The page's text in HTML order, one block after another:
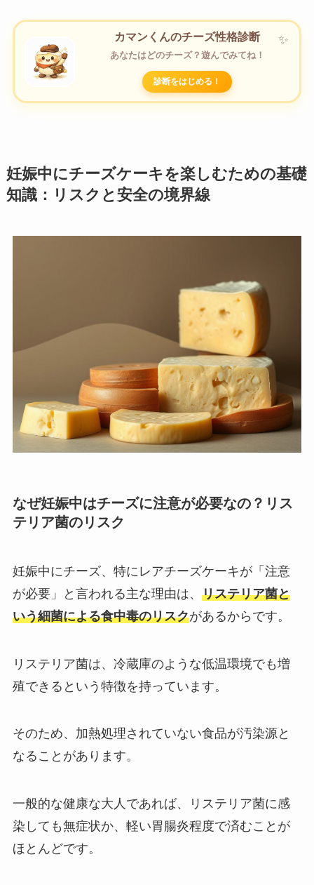
カマンくんのチーズ性格診断
あなたはどのチーズ？遊んでみてね！
診断をはじめる！
妊娠中にチーズケーキを楽しむための基礎
知識：リスクと安全の境界線
なぜ妊娠中はチーズに注意が必要なの？リス
テリア菌のリスク
妊娠中にチーズ、特にレアチーズケーキが「注意
が必要」と言われる主な理由は、 リステリア菌と
いう細菌による食中毒のリスクがあるからです。
リステリア菌は、冷蔵庫のような低温環境でも増
殖できるという特徴を持っています。
そのため、加熱処理されていない食品が汚染源と
なることがあります。
一般的な健康な大人であれば、リステリア菌に感
染しても無症状か、軽い胃腸炎程度で済むことが
ほとんどです。